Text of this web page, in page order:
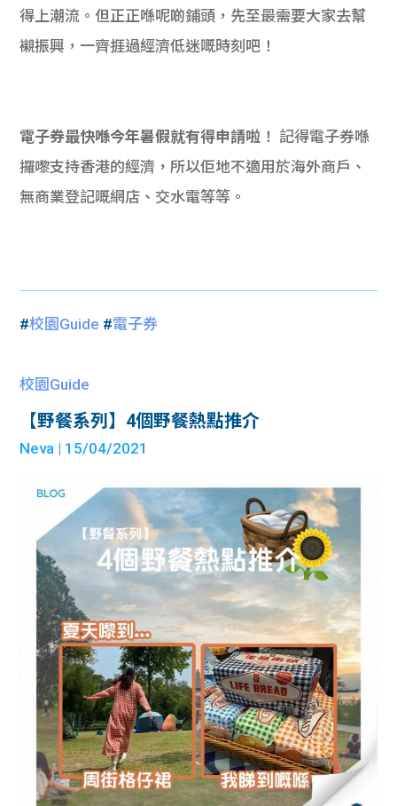
得上潮流。但正正喺呢啲鋪頭，先至最需要大家去幫
襯振興，一齊捱過經濟低迷嘅時刻吧！
電子券最快喺今年暑假就有得申請啦 ！ 記得電子券喺
攞嚟支持香港的經濟，所以佢地不適用於海外商戶、
無商業登記嘅網店、交水電等等。
#校園Guide #電子券
校園Guide
【野餐系列】4個野餐熱點推介
Neva | 15/04/2021